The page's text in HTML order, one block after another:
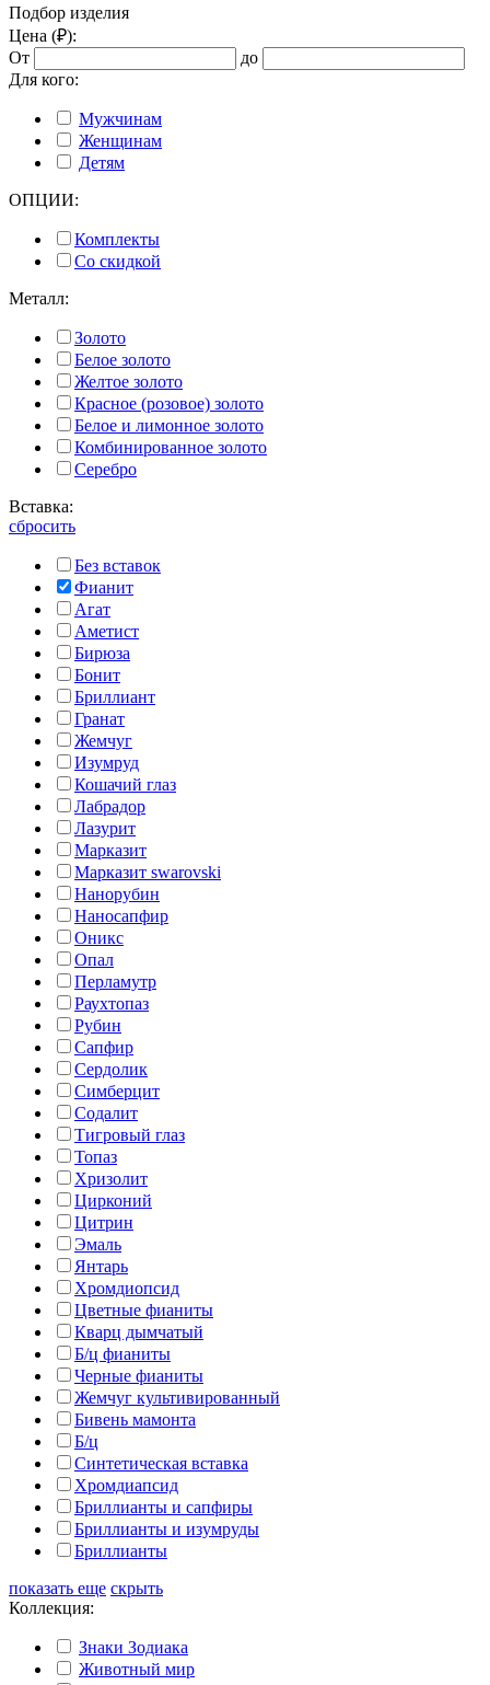
Подбор изделия
Цена (₽):
От
до
Для кого:
Мужчинам
Женщинам
Детям
ОПЦИИ:
Комплекты
Со скидкой
Металл:
Золото
Белое золото
Желтое золото
Красное (розовое) золото
Белое и лимонное золото
Комбинированное золото
Серебро
Вставка:
сбросить
Без вставок
Фианит
Агат
Аметист
Бирюза
Бонит
Бриллиант
Гранат
Жемчуг
Изумруд
Кошачий глаз
Лабрадор
Лазурит
Марказит
Марказит swarovski
Нанорубин
Наносапфир
Оникс
Опал
Перламутр
Раухтопаз
Рубин
Сапфир
Сердолик
Симберцит
Содалит
Тигровый глаз
Топаз
Хризолит
Цирконий
Цитрин
Эмаль
Янтарь
Хромдиопсид
Цветные фианиты
Кварц дымчатый
Б/ц фианиты
Черные фианиты
Жемчуг культивированный
Бивень мамонта
Б/ц
Синтетическая вставка
Хромдиапсид
Бриллианты и сапфиры
Бриллианты и изумруды
Бриллианты
показать еще скрыть
Коллекция:
Знаки Зодиака
Животный мир